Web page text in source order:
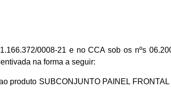
0008-21 e no CCA sob os nºs
na forma a seguir:
produto SUBCONJUNTO PAINEL